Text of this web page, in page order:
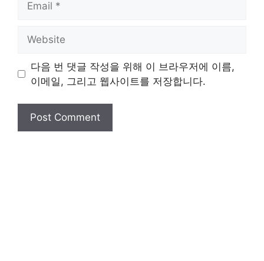
다음 번 댓글 작성을 위해 이 브라우저에 이름,
이메일, 그리고 웹사이트를 저장합니다.